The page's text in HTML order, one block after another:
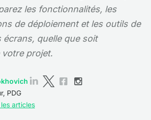
les fonctionnalités, les
de déploiement et les outils de
écrans, quelle que soit
projet.
PDG
articles